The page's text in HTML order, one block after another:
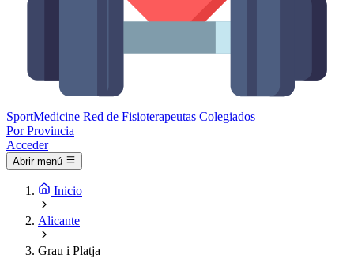
SportMedicine Red de Fisioterapeutas Colegiados
Por Provincia
Acceder
Abrir menú
Inicio
Alicante
Grau i Platja